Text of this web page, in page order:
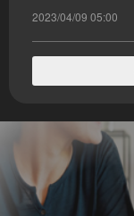
2023/04/09 05:00